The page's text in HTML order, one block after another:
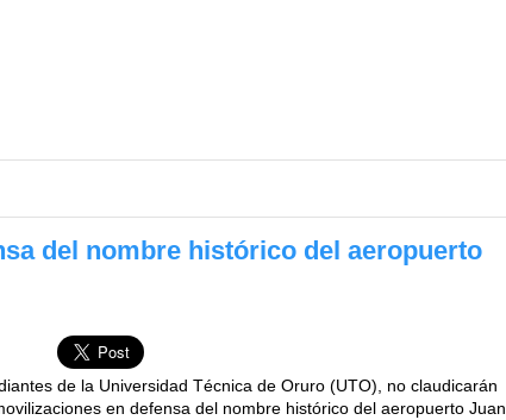
del nombre histórico del aeropuerto
de la Universidad Técnica de Oruro (UTO), no claudicarán
en defensa del nombre histórico del aeropuerto Juan